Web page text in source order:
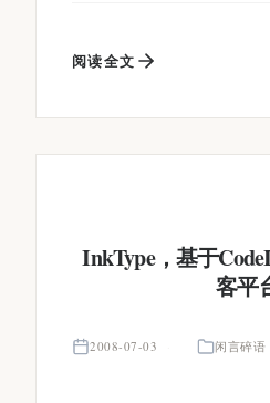
阅读全文
InkType，基于
客平
2008-07-03 闲言碎语